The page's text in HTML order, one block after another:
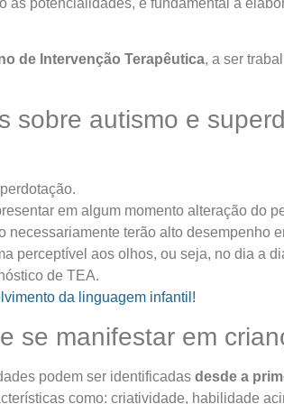
de Intervenção Terapêutica, a ser
sobre autismo e
em algum momento alteração do
terão alto desempenho
perceptível aos olhos, ou seja, no dia a
de TEA.
da linguagem infantil!
se manifestar em
podem ser identificadas desde a
como: criatividade, habilidade